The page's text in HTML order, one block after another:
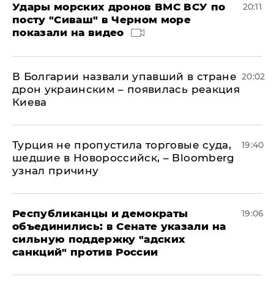
Удары морских дронов ВМС ВСУ по
посту "Сиваш" в Черном море
показали на видео
20:11
В Болгарии назвали упавший в стране
дрон украинским – появилась реакция
Киева
20:02
Турция не пропустила торговые суда,
шедшие в Новороссийск, – Bloomberg
узнал причину
19:40
Республиканцы и демократы
объединились: в Сенате указали на
сильную поддержку "адских
санкций" против России
19:06